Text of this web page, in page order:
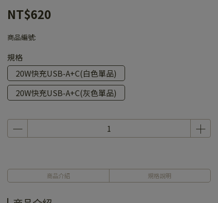
NT$620
商品編號:
規格
20W快充USB-A+C(白色單品)
20W快充USB-A+C(灰色單品)
商品介紹 規格說明